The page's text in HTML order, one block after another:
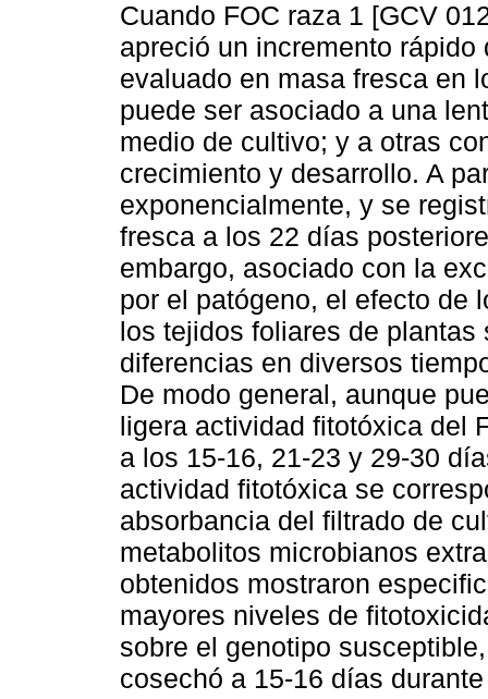
Cuando FOC raza 1 [GCV
apreció un incremento
evaluado en masa fresca en
puede ser asociado a una
medio de cultivo; y a otras
crecimiento y desarrollo. A
exponencialmente, y se
fresca a los 22 días
embargo, asociado con la
por el patógeno, el efecto de
los tejidos foliares de
diferencias en diversos
De modo general, aunque
ligera actividad fitotóxica del
a los 15-16, 21-23 y 29-30
actividad fitotóxica se
absorbancia del filtrado de
metabolitos microbianos
obtenidos mostraron
mayores niveles de
sobre el genotipo
cosechó a 15-16 días